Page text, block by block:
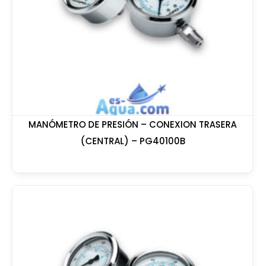
MANÓMETRO DE PRESIÓN – CONEXION TRASERA
(CENTRAL) – PG40100B